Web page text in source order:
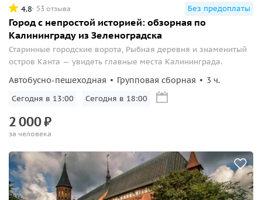
4.8 53 отзыва Без предоплаты
Город с непростой историей: обзорная по
Калининграду из Зеленоградска
Старинные городские ворота, Рыбная деревня и знаменитый
остров Канта — увидеть главные места Калининграда.
Автобусно-пешеходная Групповая сборная 3 ч.
Сегодня в 13:00 Сегодня в 18:00
2000₽
за человека